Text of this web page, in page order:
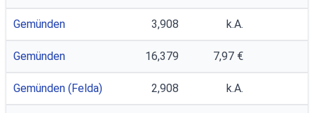
Gemünden 3,908 k.A.
Gemünden 16,379 7,97 €
Gemünden (Felda) 2,908 k.A.